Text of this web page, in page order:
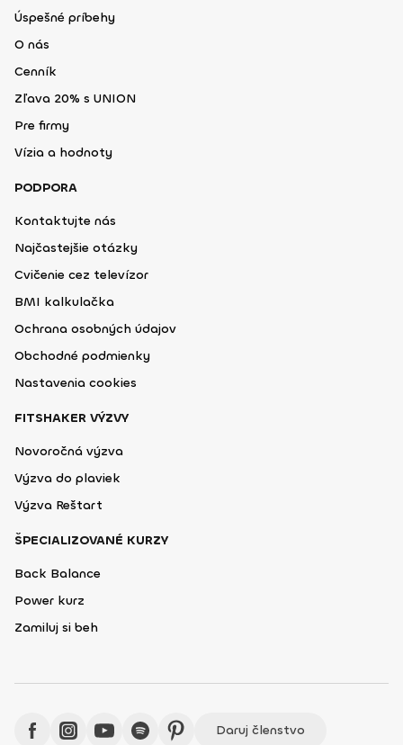
Úspešné príbehy
O nás
Cenník
Zľava 20% s UNION
Pre firmy
Vízia a hodnoty
PODPORA
Kontaktujte nás
Najčastejšie otázky
Cvičenie cez televízor
BMI kalkulačka
Ochrana osobných údajov
Obchodné podmienky
Nastavenia cookies
FITSHAKER VÝZVY
Novoročná výzva
Výzva do plaviek
Výzva Reštart
ŠPECIALIZOVANÉ KURZY
Back Balance
Power kurz
Zamiluj si beh
Daruj členstvo